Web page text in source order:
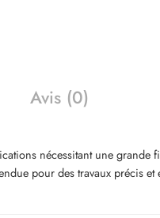
Avis (0)
nécessitant une grande
pour des travaux précis et